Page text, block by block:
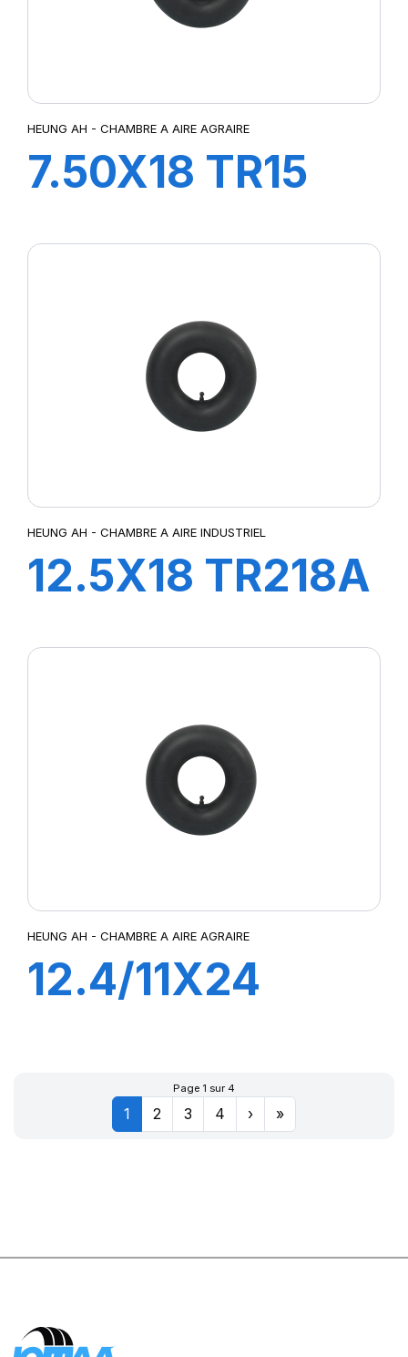
HEUNG AH - CHAMBRE A AIRE AGRAIRE
7.50X18 TR15
HEUNG AH - CHAMBRE A AIRE INDUSTRIEL
12.5X18 TR218A
HEUNG AH - CHAMBRE A AIRE AGRAIRE
12.4/11X24
Page 1 sur 4
1 2 3 4 › »